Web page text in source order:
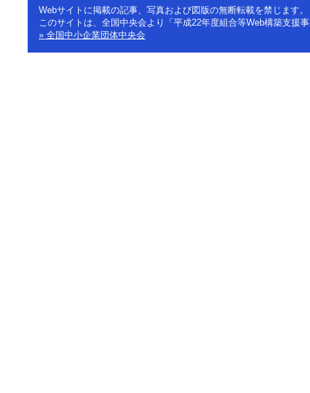
Webサイトに掲載の記事、写真および図版の無断転載を禁じます。
このサイトは、全国中央会より「平成22年度組合等Web構築支援
» 全国中小企業団体中央会